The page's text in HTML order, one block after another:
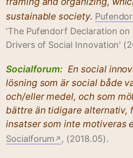
sustainable society.
'The Pufendorf Declaration on
Drivers of Social Innovation'
Socialforum: En social
lösning som är social både
och/eller medel, och som
bättre än tidigare alternativ,
insatser som inte motiveras
Socialforum ↗ , (2018.05).